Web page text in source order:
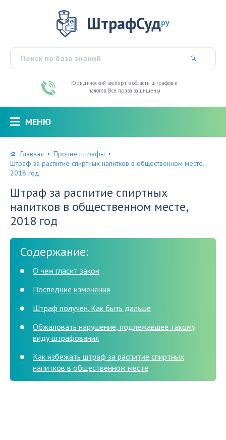
ШтрафСудру
Юридический эксперт в области штрафов и
налогов. Все права защищены
МЕНЮ
Главная
Прочие штрафы
Штраф за распитие спиртных напитков в общественном месте,
2018 год
Штраф за распитие спиртных
напитков в общественном месте,
2018 год
Содержание:
О чем гласит закон
Последние изменения
Штраф получен. Как быть дальше
Обжаловать нарушение, подлежавшее такому
виду штрафования
Как избежать штраф за распитие спиртных
напитков в общественном месте